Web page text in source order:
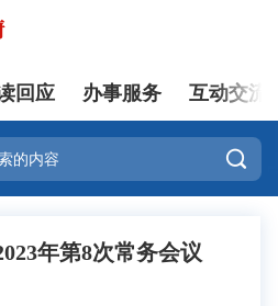
登录
回应 办事服务 互动交流

年第8次常务会议